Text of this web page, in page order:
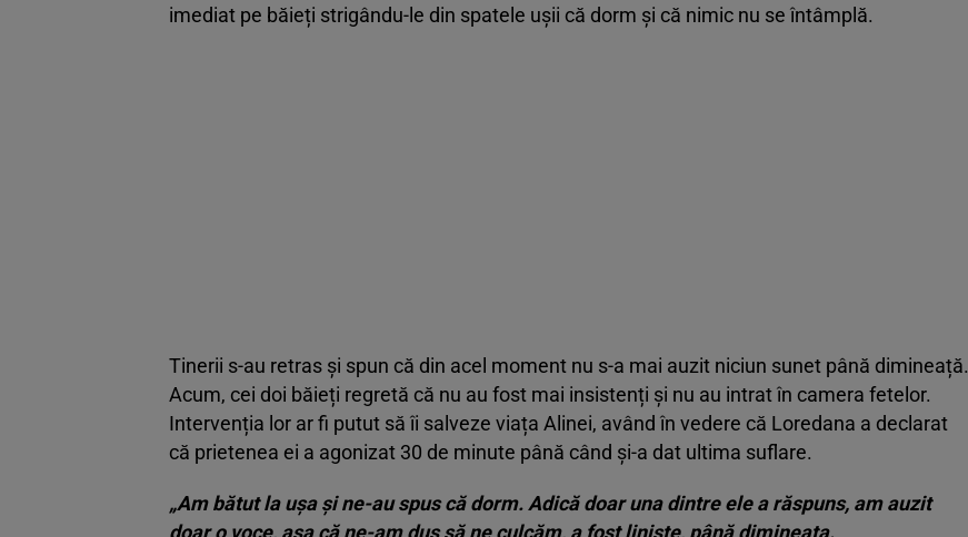
imediat pe băieți strigându-le din spatele ușii că dorm și că nimic nu se întâmplă.
Tinerii s-au retras și spun că din acel moment nu s-a mai auzit niciun sunet până dimineață.
Acum, cei doi băieți regretă că nu au fost mai insistenți și nu au intrat în camera fetelor.
Intervenția lor ar fi putut să îi salveze viața Alinei, având în vedere că Loredana a declarat
că prietenea ei a agonizat 30 de minute până când și-a dat ultima suflare.
„Am bătut la ușa și ne-au spus că dorm. Adică doar una dintre ele a răspuns, am auzit